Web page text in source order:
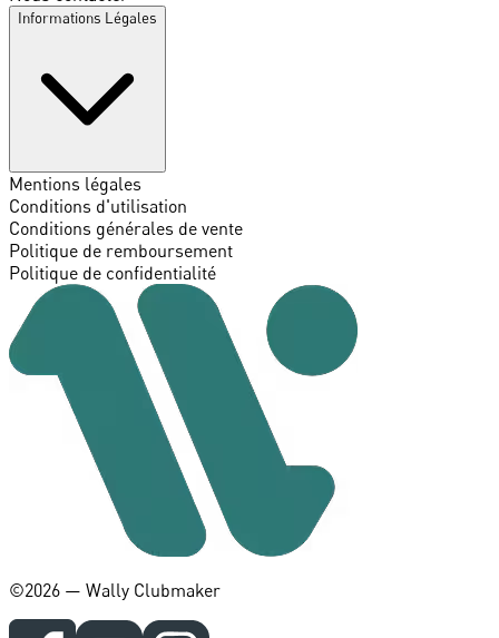
Informations Légales
Mentions légales
Conditions d'utilisation
Conditions générales de vente
Politique de remboursement
Politique de confidentialité
©️2026 — Wally Clubmaker